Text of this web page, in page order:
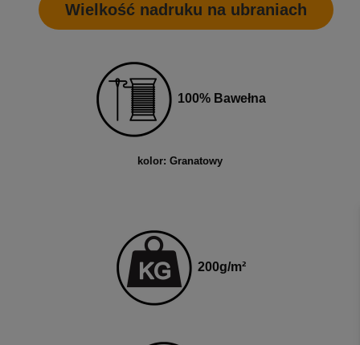
Wielkość nadruku na ubraniach
100% Bawełna
kolor: Granatowy
200g/m²